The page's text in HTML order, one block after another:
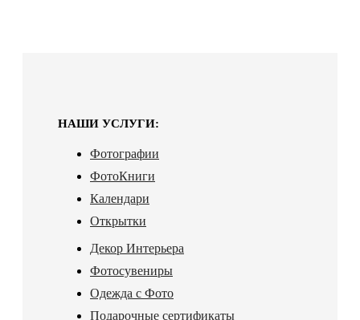
НАШИ УСЛУГИ:
Фотографии
ФотоКниги
Календари
Открытки
Декор Интерьера
Фотосувениры
Одежда с Фото
Подарочные сертификаты